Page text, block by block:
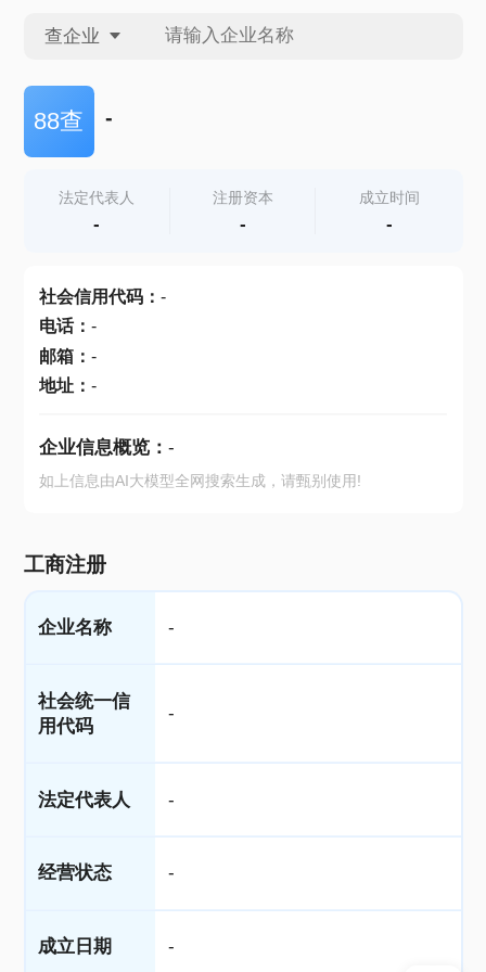
查企业
查企业
查产地
88查 -
法定代表人
-
注册资本
-
成立时间
-
社会信用代码： -
电话： -
邮箱： -
地址： -
企业信息概览： -
如上信息由AI大模型全网搜索生成，请甄别使用!
工商注册
企业名称 -
社会统一信
用代码
-
法定代表人 -
经营状态 -
成立日期 -